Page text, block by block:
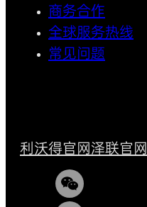
商务合作
全球服务热线
常见问题
利沃得官网泽联官网